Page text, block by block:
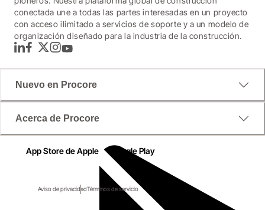
conectada une a todas las partes interesadas en un proyecto
con acceso ilimitado a servicios de soporte y a un modelo de
organización diseñado para la industria de la construcción.
LinkedInFacebook
TwitterInstagram
YouTube
Nuevo en Procore
Acerca de Procore
App Store de Apple Google Play
Aviso de privacidadTérminos de servicio